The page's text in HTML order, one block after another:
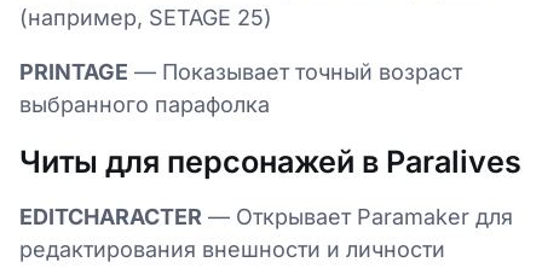
(например, SETAGE 25)
PRINTAGE — Показывает точный возраст
выбранного парафолка
Читы для персонажей в Paralives
EDITCHARACTER — Открывает Paramaker для
редактирования внешности и личности